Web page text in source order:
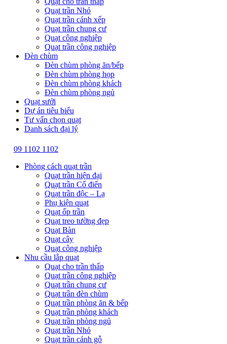
Quạt trần Nhỏ
Quạt trần cánh xếp
Quạt trần chung cư
Quạt công nghiệp
Quạt trần công nghiệp
Đèn chùm
Đèn chùm phòng ăn/bếp
Đèn chùm phòng họp
Đèn chùm phòng khách
Đèn chùm phòng ngủ
Quạt sưởi
Dự án tiêu biểu
Tư vấn chọn quạt
Danh sách đại lý
09 1102 1102
Phòng cách quạt trần
Quạt trần hiện đại
Quạt trần Cổ điển
Quạt trần độc – Lạ
Phụ kiện quạt
Quạt ốp trần
Quạt treo tường đẹp
Quạt Bàn
Quạt cây
Quạt công nghiệp
Nhu cầu lắp quạt
Quạt cho trần thấp
Quạt trần công nghiệp
Quạt trần chung cư
Quạt trần đèn chùm
Quạt trần phòng ăn & bếp
Quạt trần phòng khách
Quạt trần phòng ngủ
Quạt trần Nhỏ
Quạt trần cánh gỗ